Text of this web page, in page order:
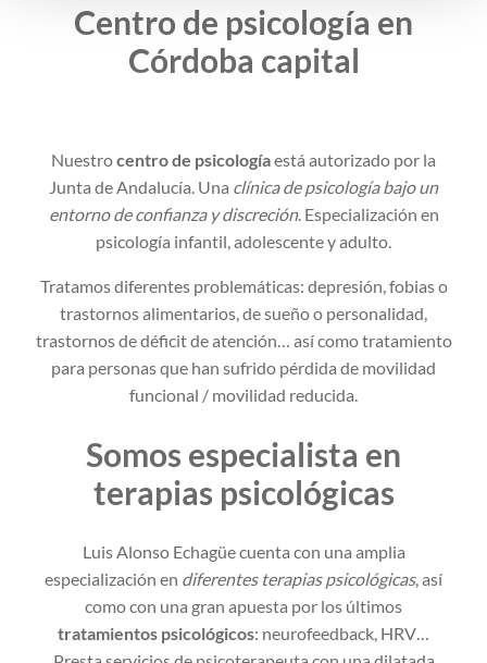
Centro de psicología en
Córdoba capital
Nuestrocentro de psicologíaestá autorizado por la
Junta de Andalucía. Una clínica de psicología bajo un
entorno de confianza y discreción. Especialización en
psicología infantil, adolescente y adulto.
Tratamos diferentes problemáticas: depresión, fobias o
trastornos alimentarios, de sueño o personalidad,
trastornos de déficit de atención… así como tratamiento
para personas que han sufrido pérdida de movilidad
funcional / movilidad reducida.
Somos especialista en
terapias psicológicas
Luis Alonso Echagüe cuenta con una amplia
especialización en diferentes terapias psicológicas, así
como con una gran apuesta por los últimos
tratamientos psicológicos: neurofeedback, HRV…